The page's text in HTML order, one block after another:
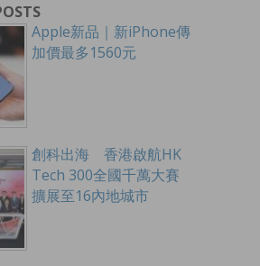
Apple新品｜新iPhone傳
加價最多1560元
創科出海 香港啟航HK
Tech 300全國千萬大賽
擴展至16內地城市